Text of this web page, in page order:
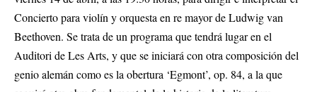
Concierto para violín y orquesta en re mayor de Ludwig van
Beethoven. Se trata de un programa que tendrá lugar en el
Auditori de Les Arts, y que se iniciará con otra composición del
genio alemán como es la obertura ‘Egmont’, op. 84, a la que